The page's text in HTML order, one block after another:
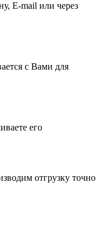
E-mail или через
с Вами для
его
отгрузку точно